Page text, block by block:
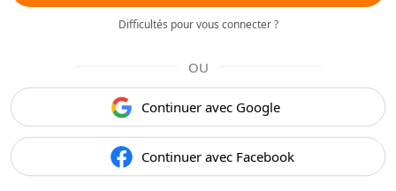
Difficultés pour vous connecter ?
OU
Continuer avec Google
Continuer avec Facebook